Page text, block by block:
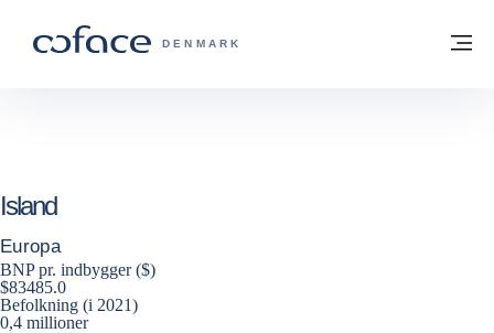
COFACE FOR TRADE - GRUPPENS
DENMARK
Tilbage til hjemmesiden
Island
Europa
BNP pr. indbygger ($)
$83485.0
Befolkning (i 2021)
0,4 millioner